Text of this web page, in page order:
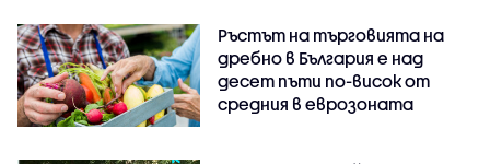
Ръстът на търговията на
дребно в България е над
десет пъти по-висок от
средния в еврозоната